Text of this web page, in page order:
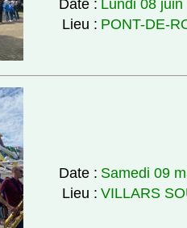
Date : Lundi 08 juin
Lieu : PONT-DE-
Date : Samedi 09
Lieu : VILLARS